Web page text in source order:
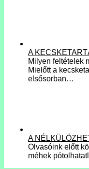
A
Milyen feltételek
Mielőtt a
elsősorban…
A
Olvasóink előtt
méhek